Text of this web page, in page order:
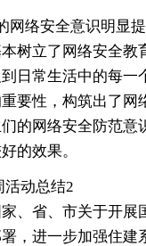
网络安全意识明显
树立了网络安全教
日常生活中的每一
要性，构筑出了网
的网络安全防范意
的效果。
活动总结2
、省、市关于开展
，进一步加强住建